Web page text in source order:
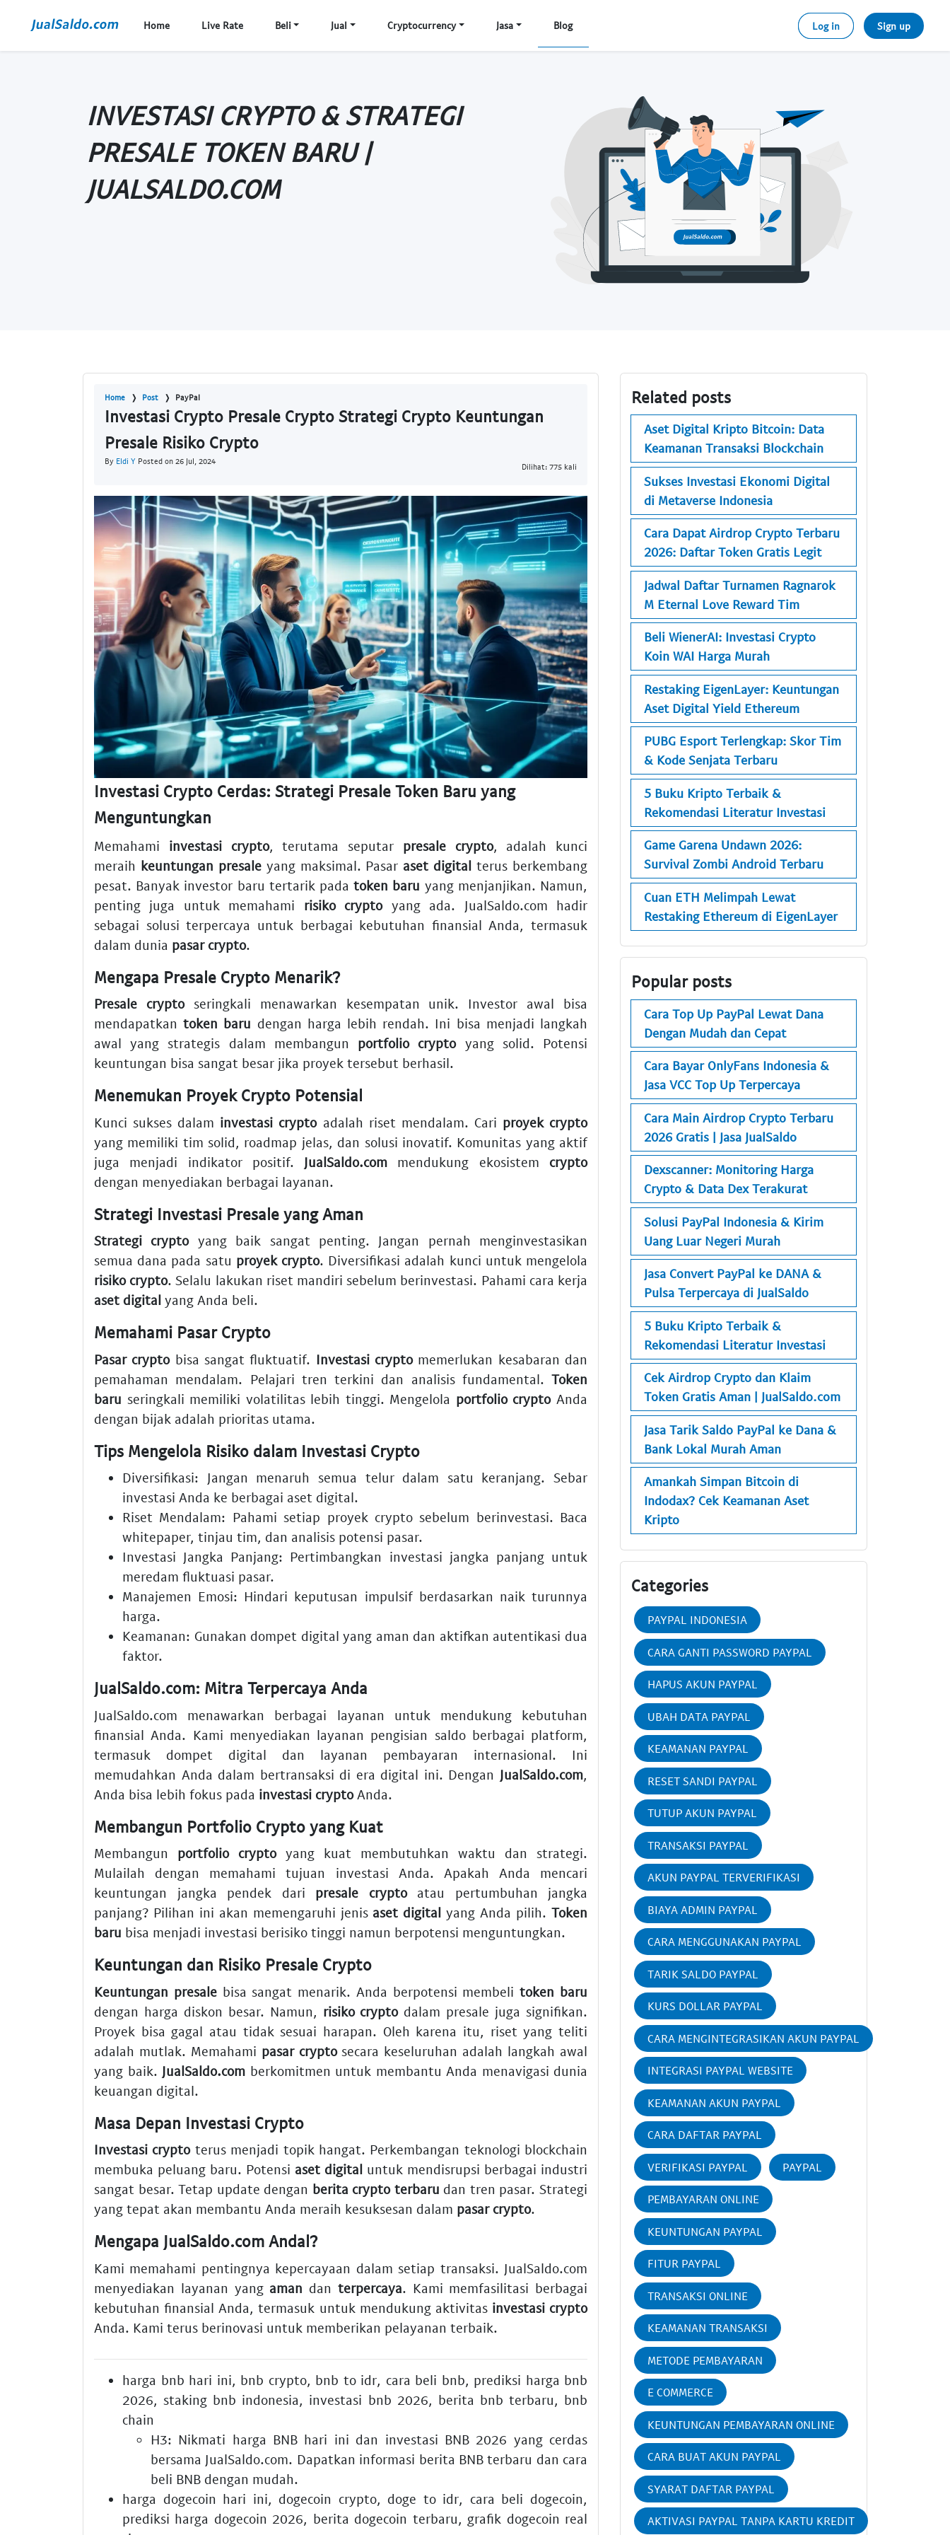
Home Live Rate Beli Jual Cryptocurrency Jasa Blog Log in Sign up
INVESTASI CRYPTO & STRATEGI
PRESALE TOKEN BARU |
JUALSALDO.COM
Home Post PayPal
Investasi Crypto Presale Crypto Strategi Crypto Keuntungan
Presale Risiko Crypto
By Eldi Y Posted on 26 Jul, 2024
Dilihat: 775 kali
Investasi Crypto Cerdas: Strategi Presale Token Baru yang
Menguntungkan
Memahami investasi crypto, terutama seputar presale crypto, adalah kunci
meraih keuntungan presaleyang maksimal. Pasar aset digital terus berkembang
pesat. Banyak investor baru tertarik padatoken baru yang menjanjikan. Namun,
penting juga untuk memahami risiko cryptoyang ada. JualSaldo.com hadir
sebagai solusi terpercaya untuk berbagai kebutuhan finansial Anda, termasuk
dalam dunia pasar crypto.
Mengapa Presale Crypto Menarik?
Presale cryptoseringkali menawarkan kesempatan unik. Investor awal bisa
mendapatkantoken baru dengan harga lebih rendah. Ini bisa menjadi langkah
awal yang strategis dalam membangun portfolio cryptoyang solid. Potensi
keuntungan bisa sangat besar jika proyek tersebut berhasil.
Menemukan Proyek Crypto Potensial
Kunci sukses dalam investasi cryptoadalah riset mendalam. Cari proyek crypto
yang memiliki tim solid, roadmap jelas, dan solusi inovatif. Komunitas yang aktif
juga menjadi indikator positif. JualSaldo.com mendukung ekosistem crypto
dengan menyediakan berbagai layanan.
Strategi Investasi Presale yang Aman
Strategi cryptoyang baik sangat penting. Jangan pernah menginvestasikan
semua dana pada satu proyek crypto. Diversifikasi adalah kunci untuk mengelola
risiko crypto. Selalu lakukan riset mandiri sebelum berinvestasi. Pahami cara kerja
aset digital yang Anda beli.
Memahami Pasar Crypto
Pasar cryptobisa sangat fluktuatif. Investasi cryptomemerlukan kesabaran dan
pemahaman mendalam. Pelajari tren terkini dan analisis fundamental. Token
baru seringkali memiliki volatilitas lebih tinggi. Mengelola portfolio cryptoAnda
dengan bijak adalah prioritas utama.
Tips Mengelola Risiko dalam Investasi Crypto
Diversifikasi: Jangan menaruh semua telur dalam satu keranjang. Sebar
investasi Anda ke berbagai aset digital.
Riset Mendalam: Pahami setiap proyek cryptosebelum berinvestasi. Baca
whitepaper, tinjau tim, dan analisis potensi pasar.
Investasi Jangka Panjang: Pertimbangkan investasi jangka panjang untuk
meredam fluktuasi pasar.
Manajemen Emosi: Hindari keputusan impulsif berdasarkan naik turunnya
harga.
Keamanan: Gunakan dompet digital yang aman dan aktifkan autentikasi dua
faktor.
JualSaldo.com: Mitra Terpercaya Anda
JualSaldo.com menawarkan berbagai layanan untuk mendukung kebutuhan
finansial Anda. Kami menyediakan layanan pengisian saldo berbagai platform,
termasuk dompet digital dan layanan pembayaran internasional. Ini
memudahkan Anda dalam bertransaksi di era digital ini. Dengan JualSaldo.com,
Anda bisa lebih fokus pada investasi cryptoAnda.
Membangun Portfolio Crypto yang Kuat
Membangun portfolio cryptoyang kuat membutuhkan waktu dan strategi.
Mulailah dengan memahami tujuan investasi Anda. Apakah Anda mencari
keuntungan jangka pendek dari presale cryptoatau pertumbuhan jangka
panjang? Pilihan ini akan memengaruhi jenis aset digital yang Anda pilih.Token
baru bisa menjadi investasi berisiko tinggi namun berpotensi menguntungkan.
Keuntungan dan Risiko Presale Crypto
Keuntungan presalebisa sangat menarik. Anda berpotensi membelitoken baru
dengan harga diskon besar. Namun, risiko cryptodalam presale juga signifikan.
Proyek bisa gagal atau tidak sesuai harapan. Oleh karena itu, riset yang teliti
adalah mutlak. Memahami pasar cryptosecara keseluruhan adalah langkah awal
yang baik. JualSaldo.com berkomitmen untuk membantu Anda menavigasi dunia
keuangan digital.
Masa Depan Investasi Crypto
Investasi cryptoterus menjadi topik hangat. Perkembangan teknologi blockchain
membuka peluang baru. Potensi aset digital untuk mendisrupsi berbagai industri
sangat besar. Tetap update dengan berita crypto terbaru dan tren pasar. Strategi
yang tepat akan membantu Anda meraih kesuksesan dalam pasar crypto.
Mengapa JualSaldo.com Andal?
Kami memahami pentingnya kepercayaan dalam setiap transaksi. JualSaldo.com
menyediakan layanan yang aman dan terpercaya. Kami memfasilitasi berbagai
kebutuhan finansial Anda, termasuk untuk mendukung aktivitas investasi crypto
Anda. Kami terus berinovasi untuk memberikan pelayanan terbaik.
harga bnb hari ini, bnb crypto, bnb to idr, cara beli bnb, prediksi harga bnb
2026,staking bnb indonesia, investasi bnb 2026, berita bnb terbaru, bnb
chain
H3: Nikmati harga BNB hari ini dan investasi BNB 2026 yang cerdas
bersama JualSaldo.com. Dapatkan informasi berita BNB terbaru dan cara
beli BNB dengan mudah.
harga dogecoin hari ini, dogecoin crypto, doge to idr, cara beli dogecoin,
prediksi harga dogecoin 2026, berita dogecoin terbaru, grafik dogecoin real
Related posts
Aset Digital Kripto Bitcoin: Data
Keamanan Transaksi Blockchain
Sukses Investasi Ekonomi Digital
di Metaverse Indonesia
Cara Dapat Airdrop Crypto Terbaru
2026: Daftar Token Gratis Legit
Jadwal Daftar Turnamen Ragnarok
M Eternal Love Reward Tim
Beli WienerAI: Investasi Crypto
Koin WAI Harga Murah
Restaking EigenLayer: Keuntungan
Aset Digital Yield Ethereum
PUBG Esport Terlengkap: Skor Tim
& Kode Senjata Terbaru
5 Buku Kripto Terbaik &
Rekomendasi Literatur Investasi
Game Garena Undawn 2026:
Survival Zombi Android Terbaru
Cuan ETH Melimpah Lewat
Restaking Ethereum di EigenLayer
Popular posts
Cara Top Up PayPal Lewat Dana
Dengan Mudah dan Cepat
Cara Bayar OnlyFans Indonesia &
Jasa VCC Top Up Terpercaya
Cara Main Airdrop Crypto Terbaru
2026 Gratis | Jasa JualSaldo
Dexscanner: Monitoring Harga
Crypto & Data Dex Terakurat
Solusi PayPal Indonesia & Kirim
Uang Luar Negeri Murah
Jasa Convert PayPal ke DANA &
Pulsa Terpercaya di JualSaldo
5 Buku Kripto Terbaik &
Rekomendasi Literatur Investasi
Cek Airdrop Crypto dan Klaim
Token Gratis Aman | JualSaldo.com
Jasa Tarik Saldo PayPal ke Dana &
Bank Lokal Murah Aman
Amankah Simpan Bitcoin di
Indodax? Cek Keamanan Aset
Kripto
Categories
PAYPAL INDONESIA
CARA GANTI PASSWORD PAYPAL
HAPUS AKUN PAYPAL
UBAH DATA PAYPAL
KEAMANAN PAYPAL
RESET SANDI PAYPAL
TUTUP AKUN PAYPAL
TRANSAKSI PAYPAL
AKUN PAYPAL TERVERIFIKASI
BIAYA ADMIN PAYPAL
CARA MENGGUNAKAN PAYPAL
TARIK SALDO PAYPAL
KURS DOLLAR PAYPAL
CARA MENGINTEGRASIKAN AKUN PAYPAL
INTEGRASI PAYPAL WEBSITE
KEAMANAN AKUN PAYPAL
CARA DAFTAR PAYPAL
VERIFIKASI PAYPAL PAYPAL
PEMBAYARAN ONLINE
KEUNTUNGAN PAYPAL
FITUR PAYPAL
TRANSAKSI ONLINE
KEAMANAN TRANSAKSI
METODE PEMBAYARAN
E COMMERCE
KEUNTUNGAN PEMBAYARAN ONLINE
CARA BUAT AKUN PAYPAL
SYARAT DAFTAR PAYPAL
AKTIVASI PAYPAL TANPA KARTU KREDIT